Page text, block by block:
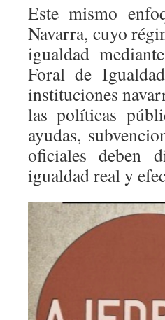
Este mismo
Navarra, cuyo
igualdad
Foral de
instituciones
las políticas
ayudas,
oficiales deben
igualdad real y